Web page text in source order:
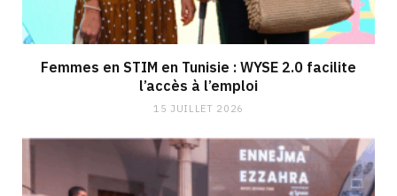
Femmes en STIM en Tunisie : WYSE 2.0 facilite
l’accès à l’emploi
15 JUILLET 2026